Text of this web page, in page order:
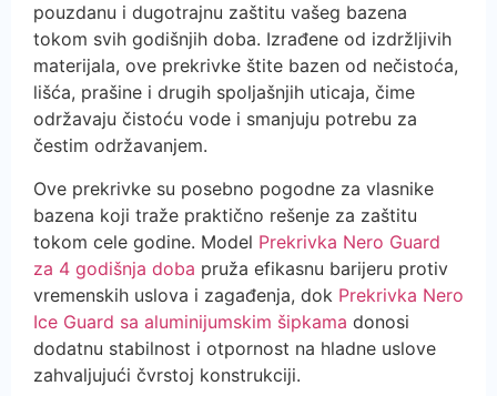
pouzdanu i dugotrajnu zaštitu vašeg bazena
tokom svih godišnjih doba. Izrađene od izdržljivih
materijala, ove prekrivke štite bazen od nečistoća,
lišća, prašine i drugih spoljašnjih uticaja, čime
održavaju čistoću vode i smanjuju potrebu za
čestim održavanjem.
Ove prekrivke su posebno pogodne za vlasnike
bazena koji traže praktično rešenje za zaštitu
tokom cele godine. Model Prekrivka Nero Guard
za 4 godišnja doba pruža efikasnu barijeru protiv
vremenskih uslova i zagađenja, dok Prekrivka Nero
Ice Guard sa aluminijumskim šipkama donosi
dodatnu stabilnost i otpornost na hladne uslove
zahvaljujući čvrstoj konstrukciji.